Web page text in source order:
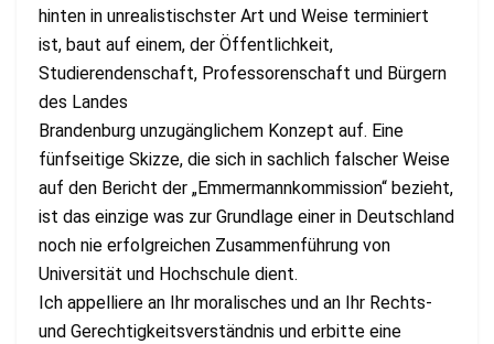
hinten in unrealistischster Art und Weise terminiert
ist, baut auf einem, der Öffentlichkeit,
Studierendenschaft, Professorenschaft und Bürgern
des Landes
Brandenburg unzugänglichem Konzept auf. Eine
fünfseitige Skizze, die sich in sachlich falscher Weise
auf den Bericht der „Emmermannkommission“ bezieht,
ist das einzige was zur Grundlage einer in Deutschland
noch nie erfolgreichen Zusammenführung von
Universität und Hochschule dient.
Ich appelliere an Ihr moralisches und an Ihr Rechts-
und Gerechtigkeitsverständnis und erbitte eine